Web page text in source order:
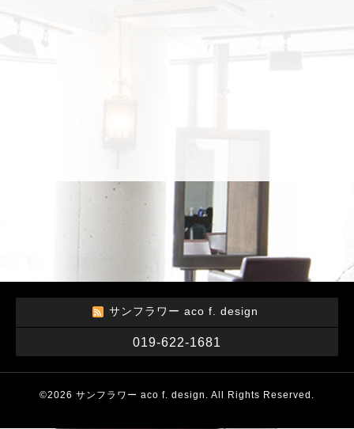
サンフラワー aco f. design
019-622-1681
©2026 サンフラワー aco f. design . All Rights Reserved.